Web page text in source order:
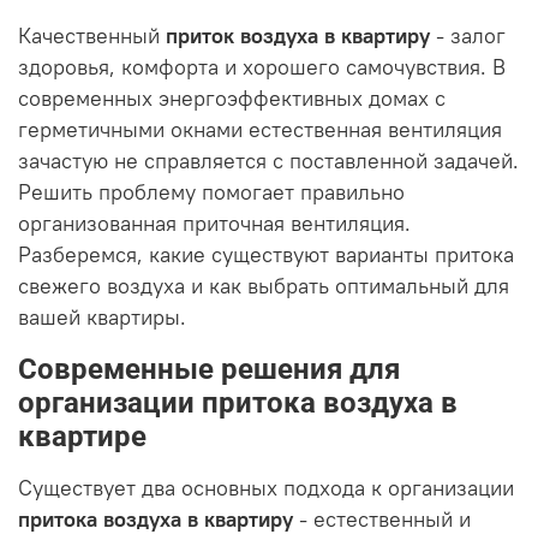
Качественный приток воздуха в квартиру - залог
здоровья, комфорта и хорошего самочувствия. В
современных энергоэффективных домах с
герметичными окнами естественная вентиляция
зачастую не справляется с поставленной задачей.
Решить проблему помогает правильно
организованная приточная вентиляция.
Разберемся, какие существуют варианты притока
свежего воздуха и как выбрать оптимальный для
вашей квартиры.
Современные решения для
организации притока воздуха в
квартире
Существует два основных подхода к организации
притока воздуха в квартиру - естественный и